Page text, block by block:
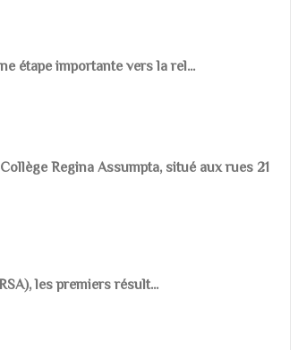
étape importante vers la rel...
Regina Assumpta, situé aux rues 21
les premiers résult...